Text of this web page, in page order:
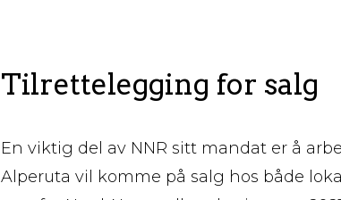
Tilrettelegging for salg
En viktig del av NNR sitt mandat er å
Alperuta vil komme på salg hos både